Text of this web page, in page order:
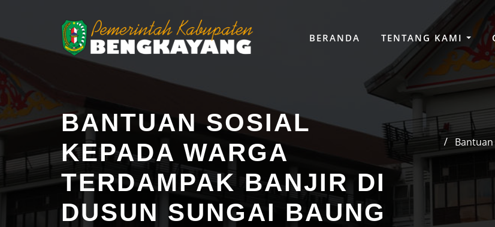
BERANDA TENTANG KAMI
BANTUAN SOSIAL
KEPADA WARGA
TERDAMPAK BANJIR DI
DUSUN SUNGAI BAUNG